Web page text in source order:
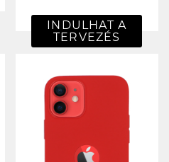
INDULHAT A
TERVEZÉS